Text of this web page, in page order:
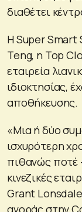
διαθέτει
Η Super Smart
Teng, η Top
εταιρεία
ιδιοκτησίας,
αποθήκευσης.
«Μια ή δύο
ισχυρότερη
πιθανώς ποτέ
κινεζικές
Grant
αγοράς στην